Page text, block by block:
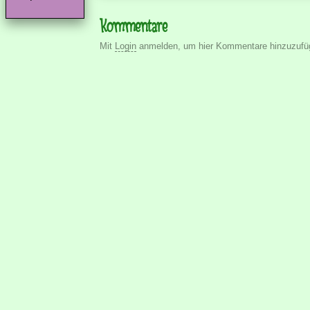
Kommentare
Mit Login anmelden, um hier Kommentare